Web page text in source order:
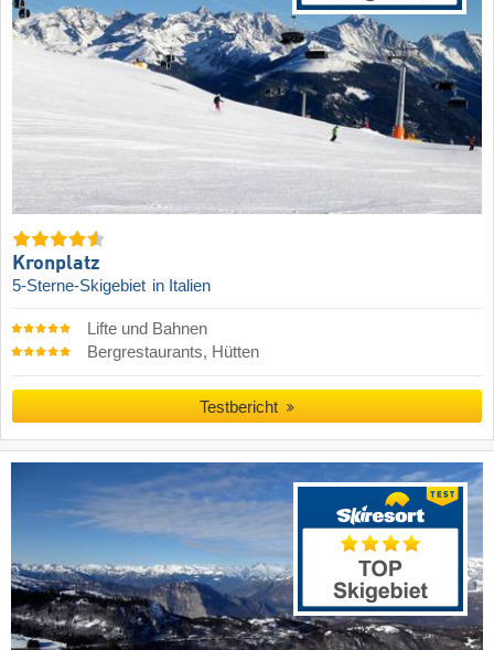
Kronplatz
5-Sterne-Skigebiet in Italien
Lifte und Bahnen
Bergrestaurants, Hütten
Testbericht